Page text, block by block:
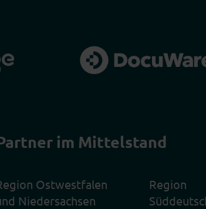
im Mittelstand
Ostwestfalen
Niedersachsen
Region